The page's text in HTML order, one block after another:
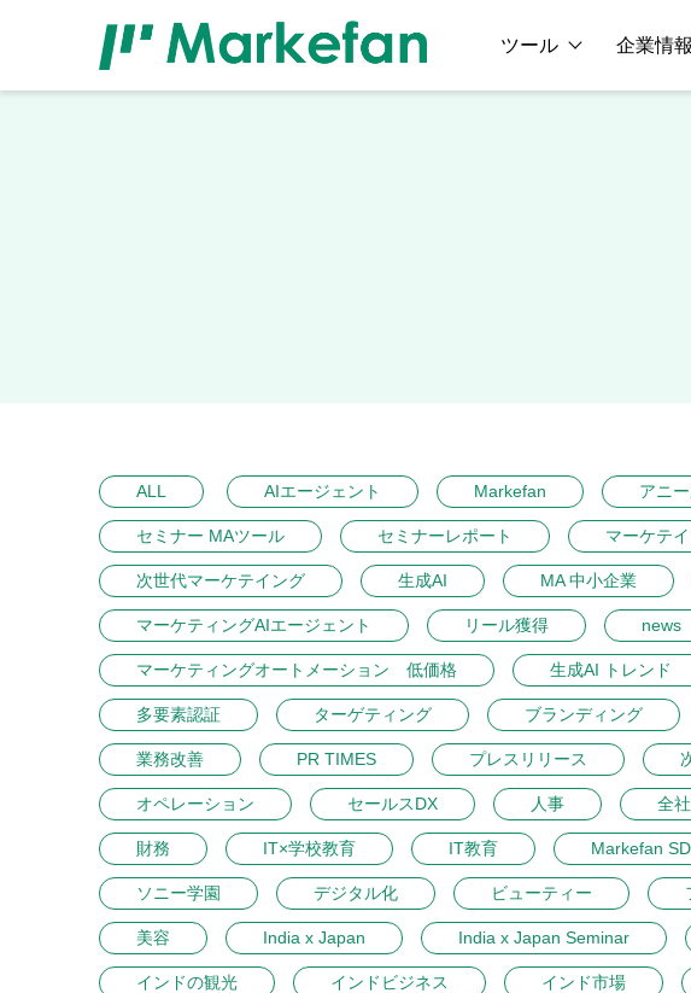
ツール 企業情報
ALL AIエージェント Markefan アニ
セミナー MAツール セミナーレポート マーケテ
次世代マーケテイング 生成AI MA 中小企業
マーケティングAIエージェント リール獲得 news
マーケティングオートメーション 低価格 生成AI トレンド
多要素認証 ターゲティング ブランディング
業務改善 PR TIMES プレスリリース
オペレーション セールスDX 人事 全
財務 IT×学校教育 IT教育 Markefan
ソニー学園 デジタル化 ビューティー
美容 India x Japan India x Japan Seminar
インドの観光 インドビジネス インド市場